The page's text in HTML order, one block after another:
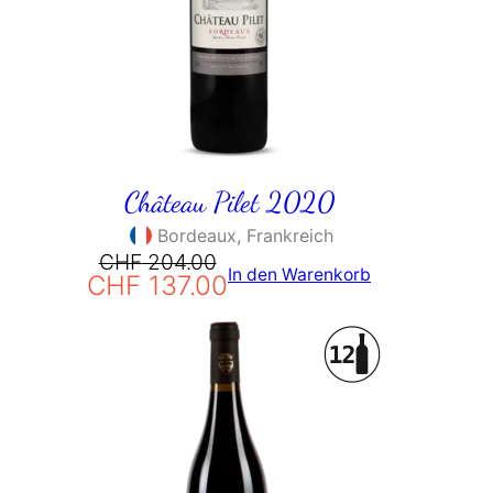
Château Pilet 2020
Bordeaux, Frankreich
CHF204.00
Ursprünglicher
Preis
CHF 204.00
CHF 137.00
Aktueller
Preis
CHF 137.00.
In den Warenkorb